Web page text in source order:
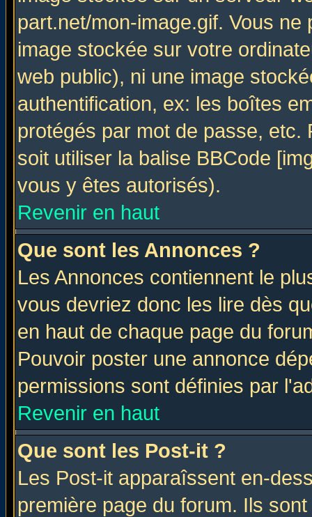
part.net/mon-image.gif. Vous
image stockée sur votre
web public), ni une image
authentification, ex: les boîtes
protégés par mot de passe,
soit utiliser la balise BBCode
vous y êtes autorisés).
Revenir en haut
Que sont les Annonces ?
Les Annonces contiennent le
vous devriez donc les lire dès
en haut de chaque page du
Pouvoir poster une annonce
permissions sont définies par
Revenir en haut
Que sont les Post-it ?
Les Post-it apparaîssent en-
première page du forum. Ils